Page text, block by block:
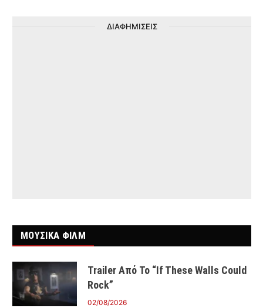
ΔΙΑΦΗΜΙΣΕΙΣ
ΜΟΥΣΙΚΑ ΦΙΛΜ
Trailer Από Το “If These Walls Could
Rock”
02/08/2026